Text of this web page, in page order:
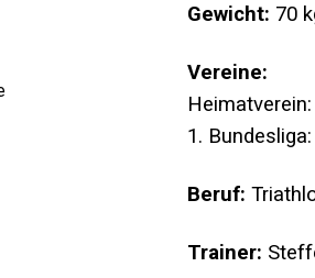
Gewicht: 70
Vereine:
1.
Beruf:
Trainer: